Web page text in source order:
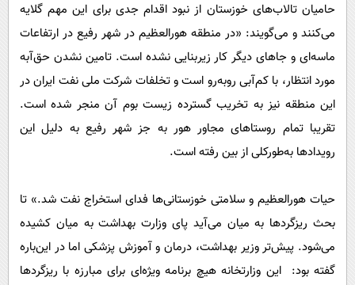
حامیان تالاب‌های خوزستان از نبود اقدام جدی برای این مهم گلایه
می‌کنند و می‌گویند: «در منطقه هورالعظیم در شهر رفیع در ارتفاعات
ماسه‌ای و جاهای دیگر کار زیربنایی نشده است. تامین نشدن حق‌آبه
مورد انتظار، با کم‌آبی روبه‌رو است و تخلفات شرکت ملی نفت ایران در
این منطقه نیز به تخریب گسترده زیست بوم آن منجر شده است.
تقریبا تمام روستاهای مجاور هور به جز شهر رفیع به دلیل این
رویداد‌ها به‌طورکلی از بین رفته است.
حیات هورالعظیم و سلامتی خوزستانی‌ها فدای استخراج نفت شد.» تا
بحث ریزگرد‌ها به میان می‌آید پای وزارت بهداشت به میان کشیده
می‌شود. پیش‌تر وزیر بهداشت، درمان و آموزش پزشکی اما در این‌باره
گفته بود: این وزارتخانه هیچ برنامه ویژه‌ای برای مبارزه با ریزگرد‌ها